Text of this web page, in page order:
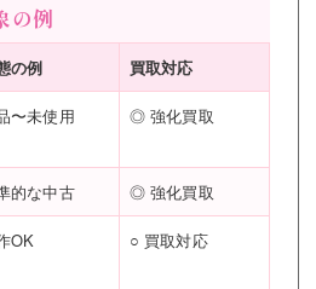
の例
の例 買取対応
〜未使用 ◎ 強化買取
的な中古 ◎ 強化買取
OK ○ 買取対応